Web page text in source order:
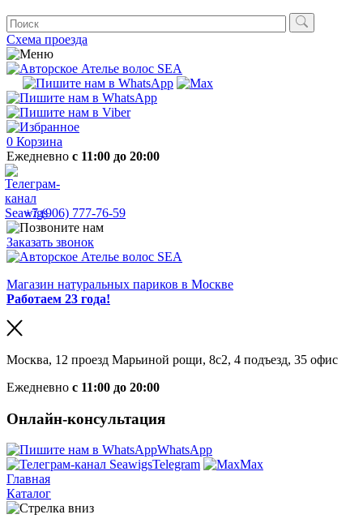
Схема проезда
0 Корзина
Ежедневно с 11:00 до 20:00
+7 (906) 777-76-59
Заказать звонок
Магазин натуральных париков в Москве
Работаем 23 года!
Москва, 12 проезд Марьиной рощи, 8с2, 4 подъезд, 35 офис
Ежедневно с 11:00 до 20:00
Онлайн-консультация
WhatsApp
Telegram
Max
Главная
Каталог